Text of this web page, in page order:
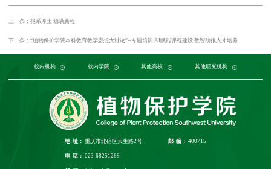
上一条：根系厚土 穗满新程
下一条：“植物保护学院本科教育教学思想大讨论”--专题培训 AI赋能课程建设 数智助推人才培养
校内机构
党委组织部 党委宣传部 发展规划与学科建设部 人力资源部 本科生院 研究生院 科学技术发展研究院
校内学院
农学与生物科技学院 园艺园林学院 生命科学学院 生物技术学院 资源环境学院
其他高校
中国农业大学 浙江大学 西北农林科技大学 南京农业大学 华中农业大学 华南农业大学 山西农业大学
其他研究机构
中国农业科学院植物保护研究所 中国科学院植物研究所 中国科学院 中国农业科学院 重庆市农业科学院
地 址： 重庆市北碚区天生路2号 邮 编： 400715
电 话： 023-68251269